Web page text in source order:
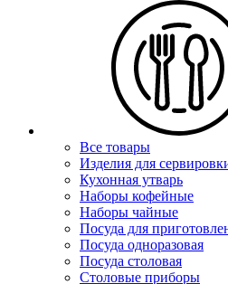
Все товары
Изделия для
Кухонная утварь
Наборы кофейные
Наборы чайные
Посуда для
Посуда одноразовая
Посуда столовая
Столовые приборы